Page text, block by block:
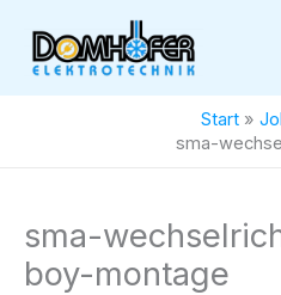
Inhalt
Start
sma-
sma-
boy-montage